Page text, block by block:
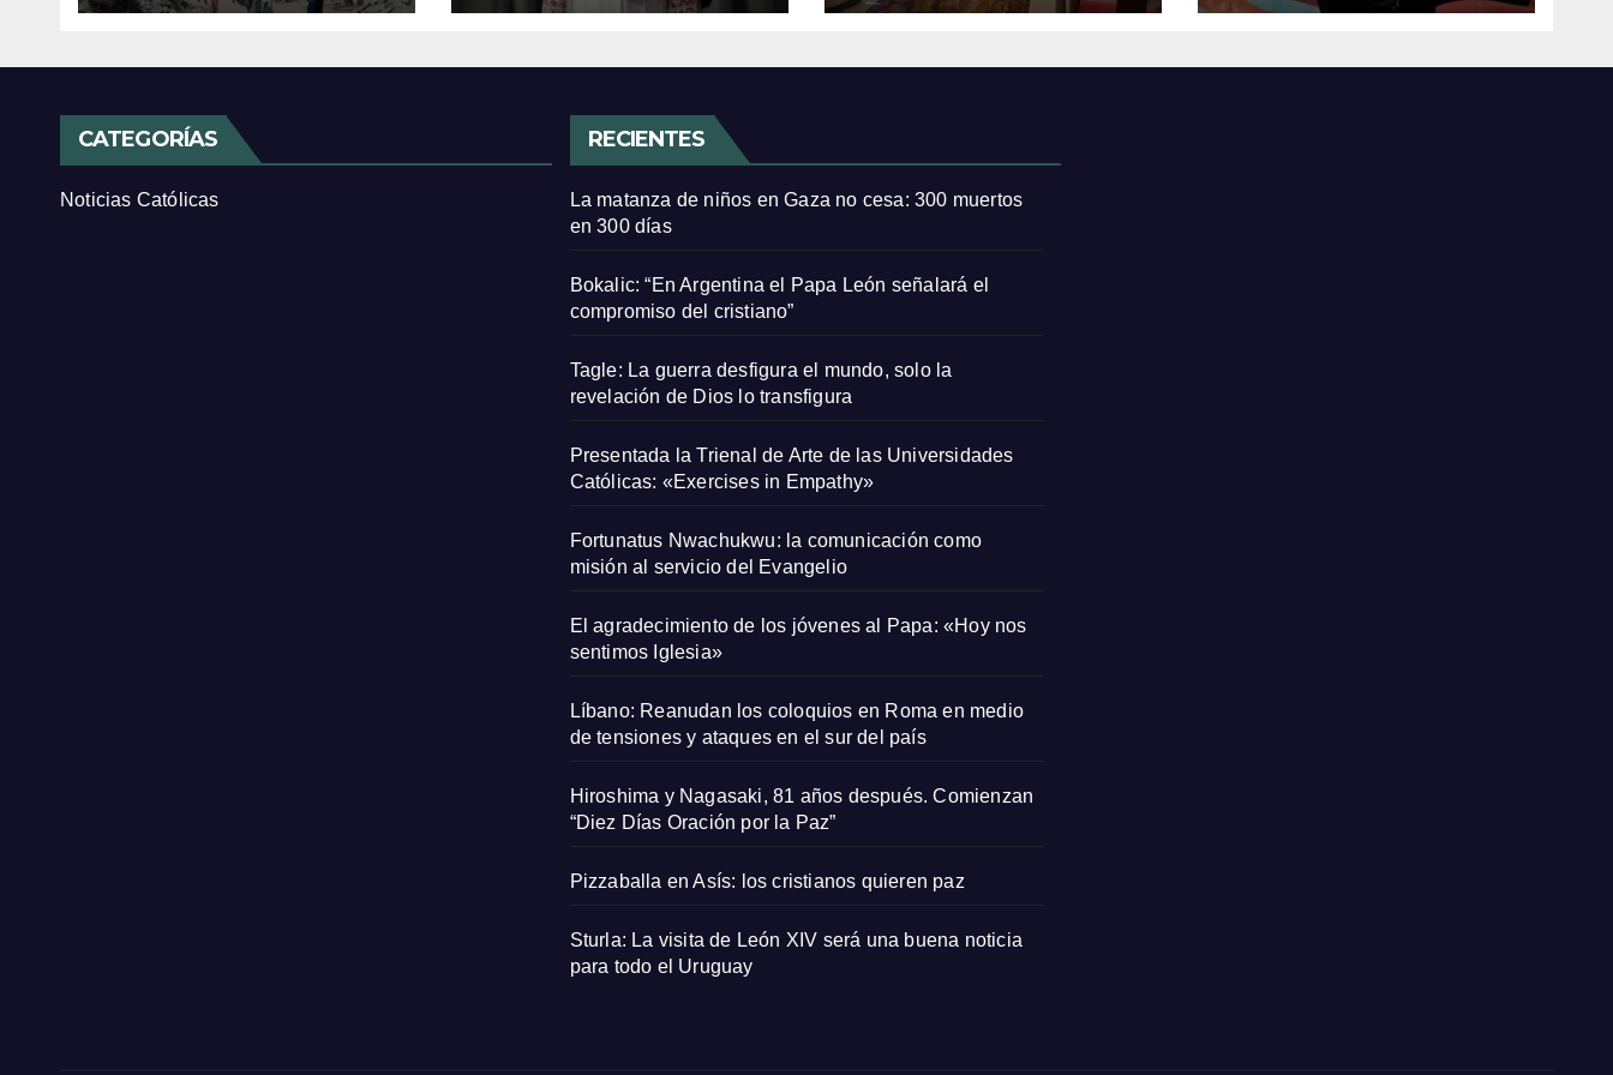
CATEGORÍAS
Noticias Católicas
RECIENTES
La matanza de niños en Gaza no cesa: 300 muertos
en 300 días
Bokalic: “En Argentina el Papa León señalará el
compromiso del cristiano”
Tagle: La guerra desfigura el mundo, solo la
revelación de Dios lo transfigura
Presentada la Trienal de Arte de las Universidades
Católicas: «Exercises in Empathy»
Fortunatus Nwachukwu: la comunicación como
misión al servicio del Evangelio
El agradecimiento de los jóvenes al Papa: «Hoy nos
sentimos Iglesia»
Líbano: Reanudan los coloquios en Roma en medio
de tensiones y ataques en el sur del país
Hiroshima y Nagasaki, 81 años después. Comienzan
“Diez Días Oración por la Paz”
Pizzaballa en Asís: los cristianos quieren paz
Sturla: La visita de León XIV será una buena noticia
para todo el Uruguay